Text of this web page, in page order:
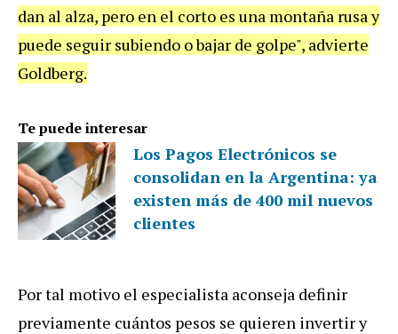
dan al alza, pero en el corto es una montaña rusa y
puede seguir subiendo o bajar de golpe", advierte
Goldberg.
Te puede interesar
Los Pagos Electrónicos se
consolidan en la Argentina: ya
existen más de 400 mil nuevos
clientes
Por tal motivo el especialista aconseja definir
previamente cuántos pesos se quieren invertir y